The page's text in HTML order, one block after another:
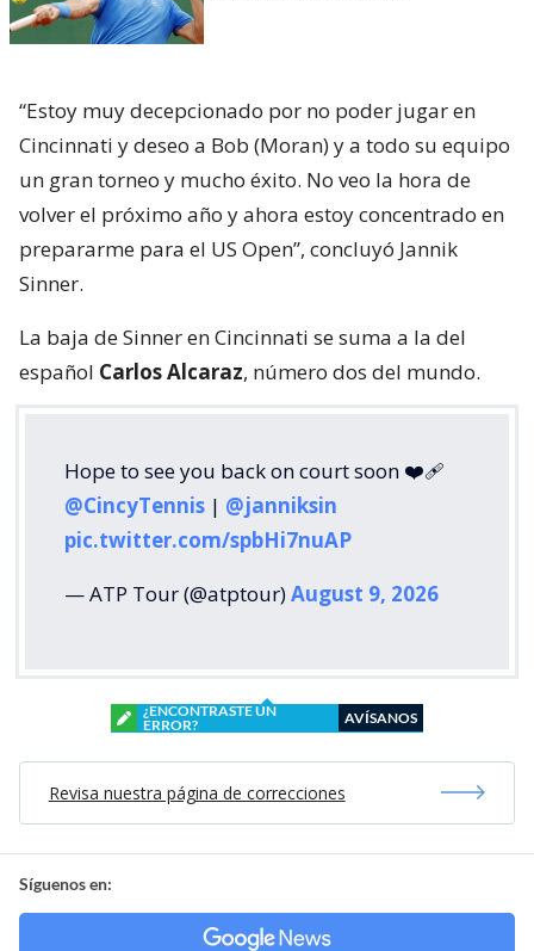
“Estoy muy decepcionado por no poder jugar en
Cincinnati y deseo a Bob (Moran) y a todo su equipo
un gran torneo y mucho éxito. No veo la hora de
volver el próximo año y ahora estoy concentrado en
prepararme para el US Open”, concluyó Jannik
Sinner.
La baja de Sinner en Cincinnati se suma a la del
español Carlos Alcaraz, número dos del mundo.
Hope to see you back on court soon ❤️‍🩹
@CincyTennis | @janniksin
pic.twitter.com/spbHi7nuAP
— ATP Tour (@atptour)August 9, 2026
¿ENCONTRASTE UN
ERROR?
AVÍSANOS
Revisa nuestra página de correcciones
Síguenos en: